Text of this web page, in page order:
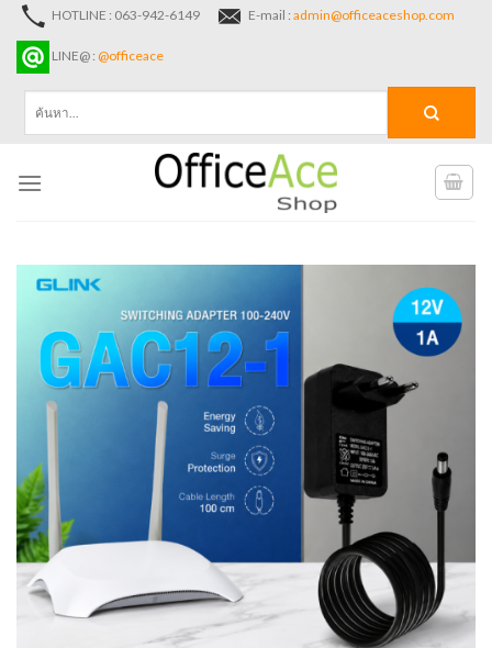
Skip
content
HOTLINE : 063-942-6149 E-mail : admin@officeaceshop.com
LINE@ : @officeace